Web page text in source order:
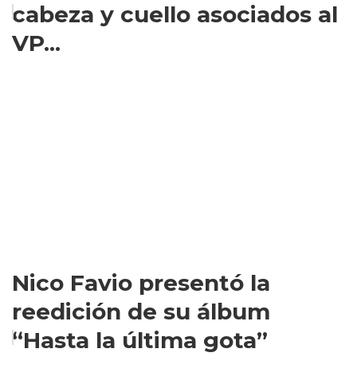
cabeza y cuello asociados al
VP...
Nico Favio presentó la
reedición de su álbum
“Hasta la última gota”